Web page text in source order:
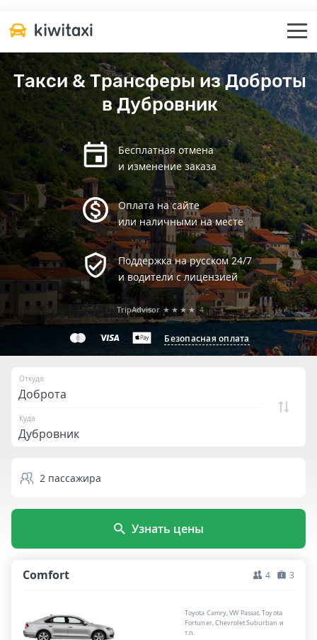
Такси & Трансферы из Доброты
в Дубровник
Бесплатная отмена
и изменение заказа
Оплата на сайте
или наличными на месте
Поддержка на русском 24/7
и водители с лицензией
Безопасная оплата
TripAdvisor ★★★★ 4
Откуда
Куда
2 пассажира
Узнать цены
Comfort 4 3
Toyota Camry, VW Passat, Toyota
Fortuner, Chevrolet Suburban и
т.п.